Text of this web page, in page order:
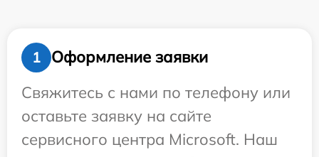
1
Оформление заявки
Свяжитесь с нами по телефону или
оставьте заявку на сайте
сервисного центра Microsoft. Наш